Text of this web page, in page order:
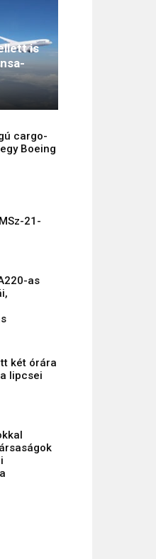
is
cargo-
Boeing
21-
as
két órára
lipcsei